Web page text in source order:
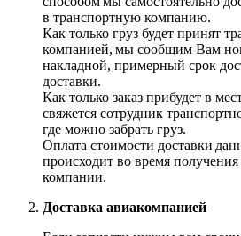
в транспортную компанию.
Как только груз будет принят
компанией, мы сообщим Вам
накладной, примерный срок
доставки.
Как только заказ прибудет в
свяжется сотрудник
где можно забрать груз.
Оплата стоимости доставки
происходит во время получения
компании.
Доставка авиакомпанией